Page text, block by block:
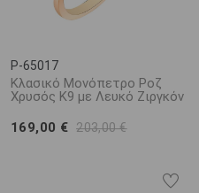
P-65017
Κλασικό Μονόπετρο Ροζ
Χρυσός Κ9 με Λευκό Ζιργκόν
169,00 € 203,00 €